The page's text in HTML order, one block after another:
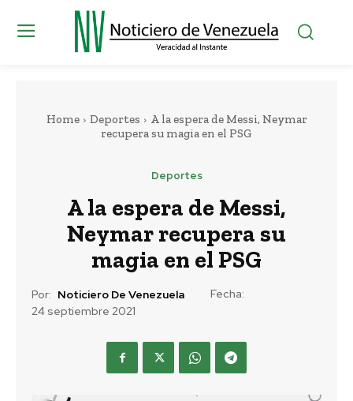
Home Deportes
A la espera de Messi, Neymar
recupera su magia en el PSG
Deportes
A la espera de Messi,
Neymar recupera su
magia en el PSG
Por: Noticiero De Venezuela
Fecha:
24 septiembre 2021